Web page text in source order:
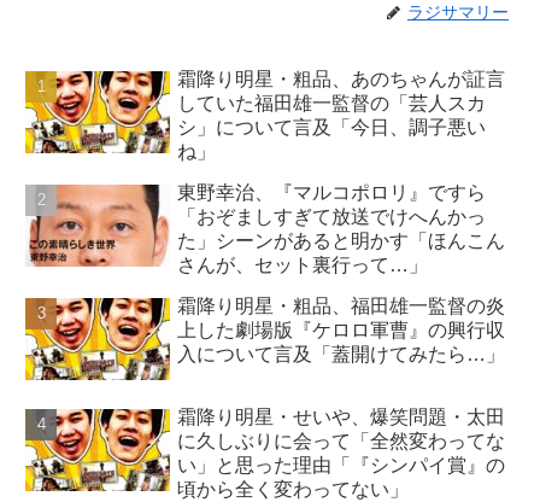
ラジサマリー
霜降り明星・粗品、あのちゃんが証言
していた福田雄一監督の「芸人スカ
シ」について言及「今日、調子悪い
ね」
東野幸治、『マルコポロリ』ですら
「おぞましすぎて放送でけへんかっ
た」シーンがあると明かす「ほんこん
さんが、セット裏行って…」
霜降り明星・粗品、福田雄一監督の炎
上した劇場版『ケロロ軍曹』の興行収
入について言及「蓋開けてみたら…」
霜降り明星・せいや、爆笑問題・太田
に久しぶりに会って「全然変わってな
い」と思った理由「『シンパイ賞』の
頃から全く変わってない」